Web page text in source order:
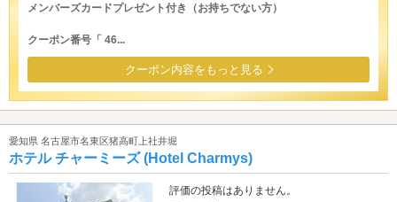
メンバーズカードプレゼント付き（お持ちでない方）
クーポン番号「 46...
クーポン内容をもっと見る
愛知県 名古屋市名東区猪高町上社井堀
ホテル チャーミーズ (Hotel Charmys)
評価の投稿はありません。